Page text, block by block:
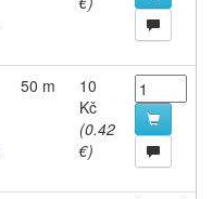
50 m
10
Kč
(0.42
€)